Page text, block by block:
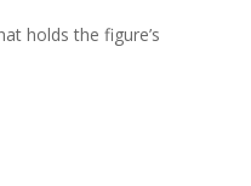
holds the figure’s